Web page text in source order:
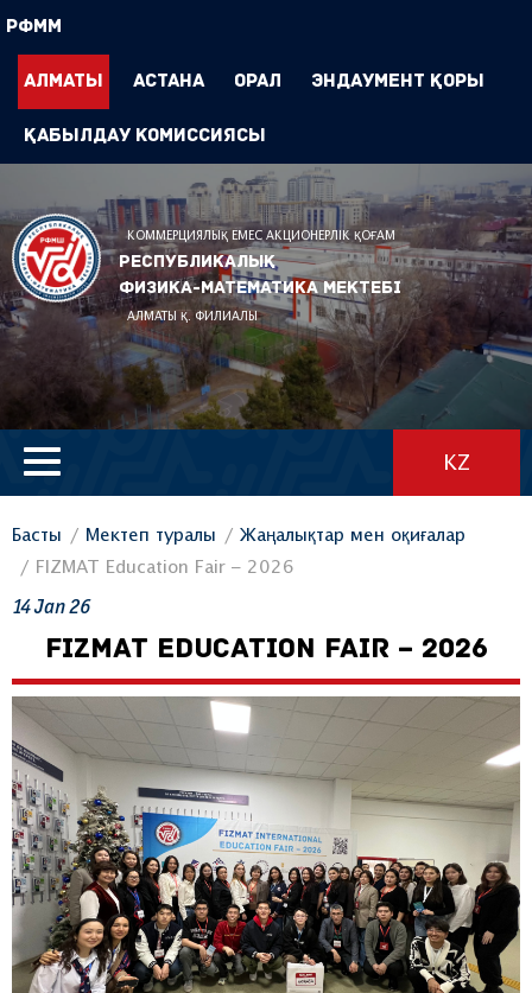
РФММ
Алматы Астана Орал Эндаумент Қоры
Қабылдау комиссиясы
КОММЕРЦИЯЛЫҚ ЕМЕС АКЦИОНЕРЛІК ҚОҒАМ
Республикалық
физика-математика мектебі
АЛМАТЫ Қ. ФИЛИАЛЫ
KZ
Басты Мектеп туралы
Жаңалықтар мен оқиғалар
FIZMAT Education Fair – 2026
14Jan26
FIZMAT EDUCATION FAIR – 2026